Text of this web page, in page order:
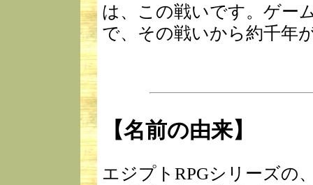
は、この戦いです。ゲー
で、その戦いから約千年
【名前の由来】
エジプトRPGシリーズの